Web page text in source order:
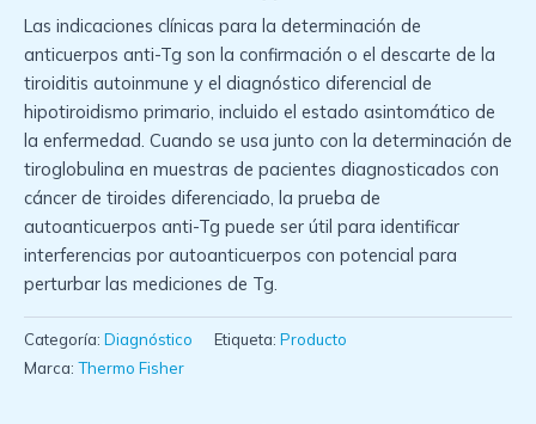
Las indicaciones clínicas para la determinación de
anticuerpos anti-Tg son la confirmación o el descarte de la
tiroiditis autoinmune y el diagnóstico diferencial de
hipotiroidismo primario, incluido el estado asintomático de
la enfermedad. Cuando se usa junto con la determinación de
tiroglobulina en muestras de pacientes diagnosticados con
cáncer de tiroides diferenciado, la prueba de
autoanticuerpos anti-Tg puede ser útil para identificar
interferencias por autoanticuerpos con potencial para
perturbar las mediciones de Tg.
Categoría: Diagnóstico Etiqueta: Producto
Marca: Thermo Fisher